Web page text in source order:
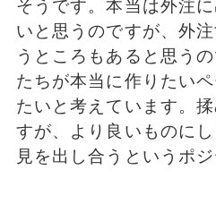
そうです。本当は外注
いと思うのですが、外
うところもあると思う
たちが本当に作りたい
たいと考えています。
すが、より良いものに
見を出し合うというポ